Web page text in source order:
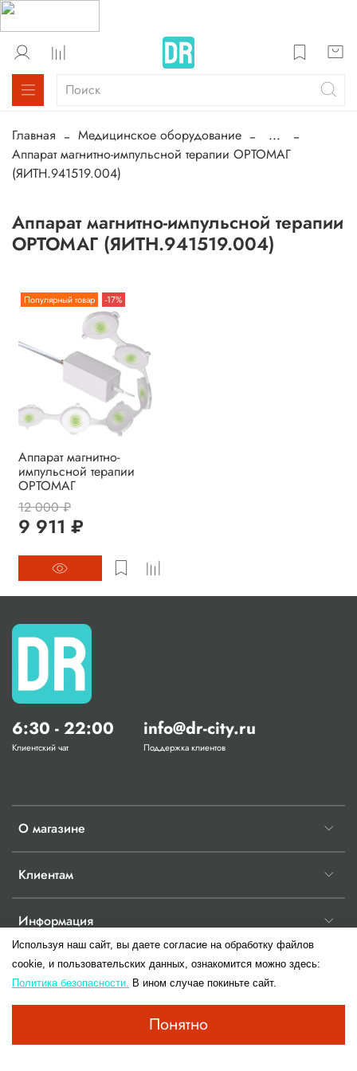
Главная Медицинское оборудование
...
Аппарат магнитно-импульсной терапии ОРТОМАГ
(ЯИТН.941519.004)
Аппарат магнитно-импульсной терапии
ОРТОМАГ (ЯИТН.941519.004)
Популярный товар -17%
Аппарат магнитно-
импульсной терапии
ОРТОМАГ
12 000 ₽
9 911 ₽
О магазине
Клиентам
Информация
6:30 - 22:00
Клиентский чат
info@dr-city.ru
Поддержка клиентов
запрещено.Информация сайта не является публичной офертой до момента
Используя наш сайт, вы даете согласие на обработку файлов
cookie, и пользовательских данных, ознакомится можно здесь:
Политика безопасности. В ином случае покиньте сайт.
Понятно